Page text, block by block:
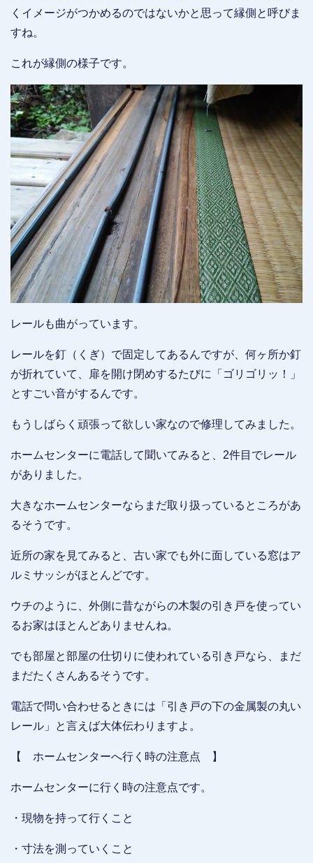
くイメージがつかめるのではないかと思って縁側と呼びま
すね。
これが縁側の様子です。
レールも曲がっています。
レールを釘（くぎ）で固定してあるんですが、何ヶ所か釘
が折れていて、扉を開け閉めするたびに「ゴリゴリッ！」
とすごい音がするんです。
もうしばらく頑張って欲しい家なので修理してみました。
ホームセンターに電話して聞いてみると、2件目でレール
がありました。
大きなホームセンターならまだ取り扱っているところがあ
るそうです。
近所の家を見てみると、古い家でも外に面している窓はア
ルミサッシがほとんどです。
ウチのように、外側に昔ながらの木製の引き戸を使ってい
るお家はほとんどありませんね。
でも部屋と部屋の仕切りに使われている引き戸なら、まだ
まだたくさんあるそうです。
電話で問い合わせるときには「引き戸の下の金属製の丸い
レール」と言えば大体伝わりますよ。
【 ホームセンターへ行く時の注意点 】
ホームセンターに行く時の注意点です。
・現物を持って行くこと
・寸法を測っていくこと